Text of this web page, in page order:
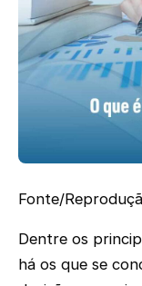
Fonte/
Dentre os
há os que se